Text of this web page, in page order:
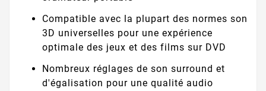
Compatible avec la plupart des normes son
3D universelles pour une expérience
optimale des jeux et des films sur DVD
Nombreux réglages de son surround et
d'égalisation pour une qualité audio